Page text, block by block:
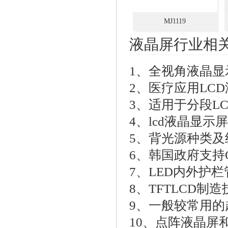
MJ1119
液晶屏行业相
1、 全视角液晶
2、
医疗应用
3、 适用于分段
4、 lcd液晶显示
5、 背光源种类及
6、 韩国政府支
7、 LED内外护栏
8、 TFTLCD制造
9、 一般较常用
10、
点阵液晶屏